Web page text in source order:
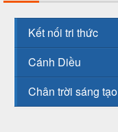
Kết nối tri thức
Cánh Diều
Chân trời sáng tạo